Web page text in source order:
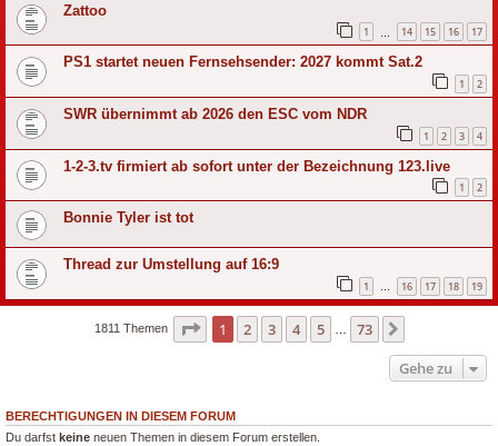
Zattoo
1 14 15 16 17
PS1 startet neuen Fernsehsender: 2027 kommt Sat.2
1 2
SWR übernimmt ab 2026 den ESC vom NDR
1 2 3 4
1-2-3.tv firmiert ab sofort unter der Bezeichnung 123.live
1 2
Bonnie Tyler ist tot
Thread zur Umstellung auf 16:9
1 … 16 17 18 19
1811 Themen Seite 1von 73
1 2 3 4 5 73
Gehe zu
BERECHTIGUNGEN IN DIESEM FORUM
Du darfst keine neuen Themen in diesem Forum erstellen.